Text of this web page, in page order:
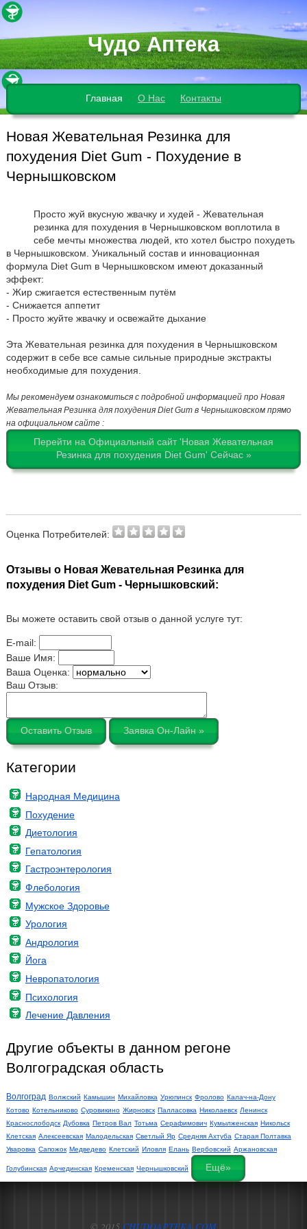
Чудо Аптека
Главная О Нас Контакты
Новая Жевательная Резинка для
похудения Diet Gum - Похудение в
Чернышковском
Просто жуй вкусную жвачку и худей - Жевательная
резинка для похудения в Чернышковском воплотила в
себе мечты множества людей, кто хотел быстро похудеть
в Чернышковском. Уникальный состав и инновационная
формула Diet Gum в Чернышковском имеют доказанный
эффект:
- Жир сжигается естественным путём
- Снижается аппетит
- Просто жуйте жвачку и освежайте дыхание
Эта Жевательная резинка для похудения в Чернышковском
содержит в себе все самые сильные природные экстракты
необходимые для похудения.
Мы рекомендуем ознакомиться с подробной информацией про Новая
Жевательная Резинка для похудения Diet Gum в Чернышковском прямо
на официальном сайте :
Перейти на Официальный сайт 'Новая Жевательная
Резинка для похудения Diet Gum' Сейчас »
Оценка Потребителей:
Отзывы о Новая Жевательная Резинка для
похудения Diet Gum - Чернышковский:
Вы можете оставить свой отзыв о данной услуге тут:
E-mail:
Ваше Имя:
Ваша Оценка:
Ваш Отзыв:
Оставить Отзыв Заявка Он-Лайн »
Категории
Народная Медицина
Похудение
Диетология
Гепатология
Гастроэнтерология
Флебология
Мужское Здоровье
Урология
Андрология
Йога
Невропатология
Психология
Лечение Давления
Другие объекты в данном регоне
Волгоградская область
Волгоград Волжский Камышин Михайловка Урюпинск Фролово Калач-на-Дону
Котово Котельниково Суровикино Жирновск Палласовка Николаевск Ленинск
Краснослободск Дубовка Петров Вал Тотьма Серафимович Кумылженская Никольск
Клетская Алексеевская Малодельская Светлый Яр Средняя Ахтуба Старая Полтавка
Уваровка Сапожок Медведево Клетский Иловля Елань Вербовский Аржановская
Голубинская Арчединская Кременская Чернышковский Ещё»
© 2015 CHUDOAPTEKA.COM